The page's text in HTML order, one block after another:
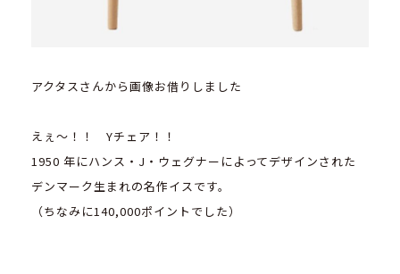
アクタスさんから画像お借りしました
えぇ～！！ Yチェア！！
1950 年にハンス・J・ウェグナーによってデザインされた
デンマーク生まれの名作イスです。
（ちなみに140,000ポイントでした）